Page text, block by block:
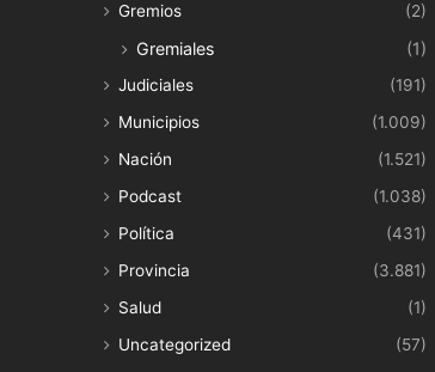
Gremios
(2)
Gremiales (1)
Judiciales
(191)
Municipios
(1.009)
Nación
(1.521)
Podcast
(1.038)
Política
(431)
Provincia
(3.881)
Salud
(1)
Uncategorized
(57)